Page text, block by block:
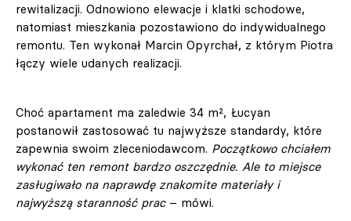
rewitalizacji. Odnowiono elewacje i klatki schodowe,
natomiast mieszkania pozostawiono do indywidualnego
remontu. Ten wykonał Marcin Opyrchał, z którym Piotra
łączy wiele udanych realizacji.
Choć apartament ma zaledwie 34 m², Łucyan
postanowił zastosować tu najwyższe standardy, które
zapewnia swoim zleceniodawcom. Początkowo chciałem
wykonać ten remont bardzo oszczędnie. Ale to miejsce
zasługiwało na naprawdę znakomite materiały i
najwyższą staranność prac– mówi.